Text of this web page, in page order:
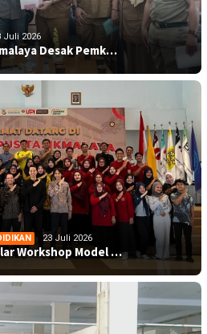
Juli 2026
Desak Pemk…
23 Juli 2026
Workshop Model …